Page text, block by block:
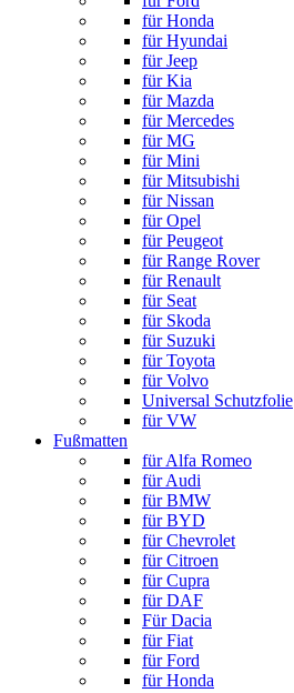
für Honda
für Hyundai
für Jeep
für Kia
für Mazda
für Mercedes
für MG
für Mini
für Mitsubishi
für Nissan
für Opel
für Peugeot
für Range Rover
für Renault
für Seat
für Skoda
für Suzuki
für Toyota
für Volvo
Universal Schutzfolie
für VW
Fußmatten
für Alfa Romeo
für Audi
für BMW
für BYD
für Chevrolet
für Citroen
für Cupra
für DAF
Für Dacia
für Fiat
für Ford
für Honda